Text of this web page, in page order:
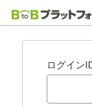
ログイン